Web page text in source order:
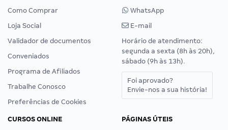
Como Comprar
Loja Social
Validador de documentos
Conveniados
Programa de Afiliados
Trabalhe Conosco
Preferências de Cookies
WhatsApp
E-mail
Horário de atendimento:
segunda a sexta (8h às 20h),
sábado (9h às 13h).
Foi aprovado?
Envie-nos a sua história!
CURSOS ONLINE
PÁGINAS ÚTEIS